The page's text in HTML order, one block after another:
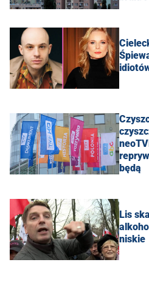
będą
Lis
niskie